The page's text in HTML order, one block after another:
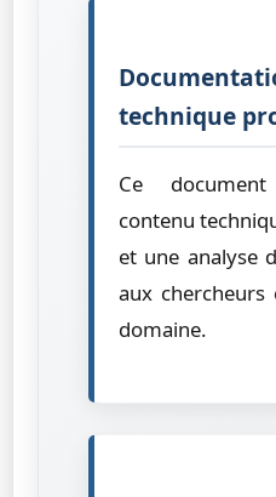
technique
Ce
contenu
et une analyse
aux
domaine.